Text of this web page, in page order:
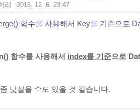
리 2016. 12. 6. 23:47
함수를 사용해서 Key를 기준으로
함수를 사용해서 index를 기준으로
낯설을 수도 있을 것 같습니다.